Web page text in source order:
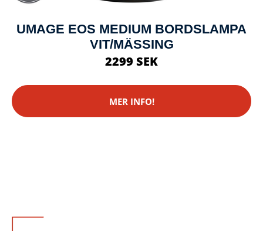
UMAGE EOS MEDIUM BORDSLAMPA
VIT/MÄSSING
2299 SEK
MER INFO!